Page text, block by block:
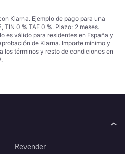
Klarna. Ejemplo de pago para una
0 % TAE 0 %. Plazo: 2 meses.
es válido para residentes en España y
de Klarna. Importe mínimo y
los términos y resto de condiciones en
.
Revender